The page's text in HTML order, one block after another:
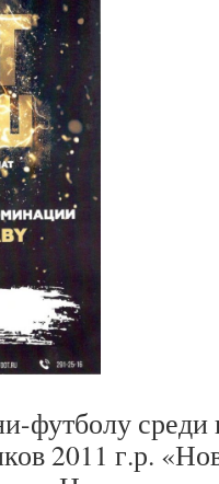
футболу среди
2011 г.р.